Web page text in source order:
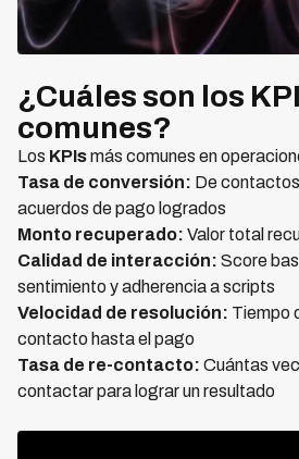
¿Cuáles son los
comunes?
Los KPIsmás comunes en
Tasa de conversión: De
acuerdos de pago logrados
Monto recuperado: Valor total
Calidad de interacción: Score
sentimiento y adherencia a scripts
Velocidad de resolución: Tiempo
contacto hasta el pago
Tasa de re-contacto: Cuántas
contactar para lograr un resultado